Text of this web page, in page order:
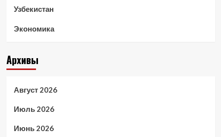
Узбекистан
Экономика
Архивы
Август 2026
Июль 2026
Июнь 2026